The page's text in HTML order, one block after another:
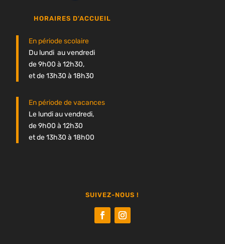
HORAIRES D'ACCUEIL
En période scolaire
Du lundi au vendredi
de 9h00 à 12h30,
et de 13h30 à 18h30
En période de vacances
Le lundi au vendredi,
de 9h00 à 12h30
et de 13h30 à 18h00
SUIVEZ-NOUS !